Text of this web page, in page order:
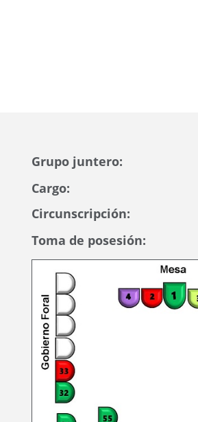
Grupo juntero:
Cargo:
Circunscripción:
Toma de posesión: